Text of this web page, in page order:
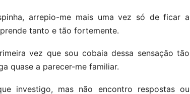
arrepio-me mais uma vez só de ficar a
tanto e tão fortemente.
vez que sou cobaia dessa sensação tão
quase a parecer-me familiar.
investigo, mas não encontro respostas ou